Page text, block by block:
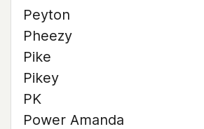
Peyton
Pheezy
Pike
Pikey
PK
Power Amanda